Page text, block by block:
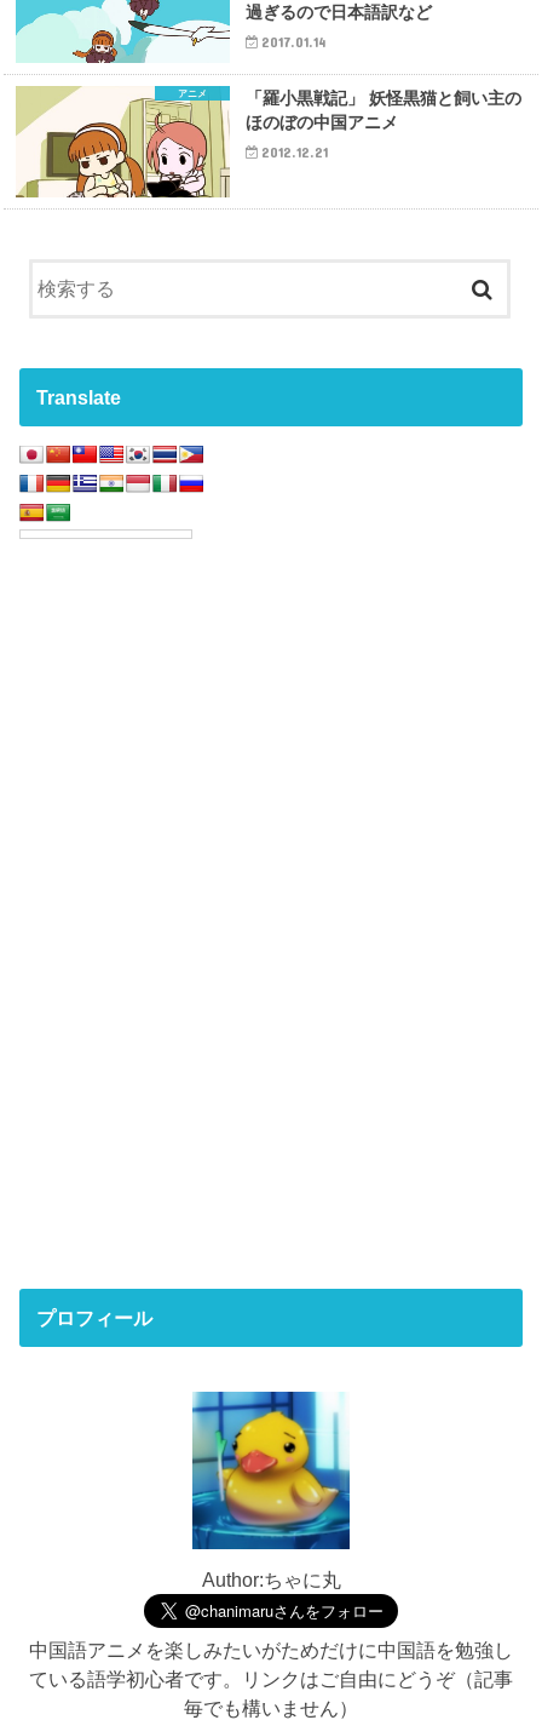
過ぎるので日本語訳など
2017.01.14
アニメ
「羅小黒戦記」 妖怪黒猫と飼い主の
ほのぼの中国アニメ
2012.12.21
Translate
プロフィール
Author:ちゃに丸
中国語アニメを楽しみたいがためだけに中国語を勉強し
ている語学初心者です。リンクはご自由にどうぞ（記事
毎でも構いません）